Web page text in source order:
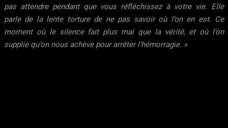
pas attendre pendant que vous réfléchissez à votre vie. Elle
parle de la lente torture de ne pas savoir où l’on en est. Ce
moment où le silence fait plus mal que la vérité, et où l’on
supplie qu’on nous achève pour arrêter l’hémorragie. »